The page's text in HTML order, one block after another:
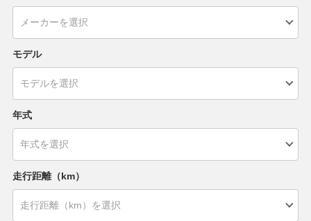
モデル
年式
走行距離（km）